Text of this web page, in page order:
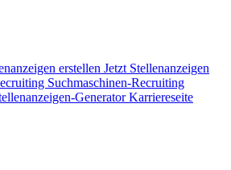
erstellen Jetzt Stellenanzeigen
Suchmaschinen-Recruiting
GeneratorKarriereseite